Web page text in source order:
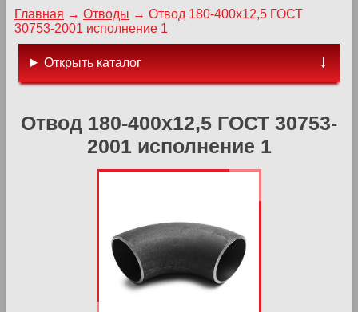
Главная → Отводы → Отвод 180-400х12,5 ГОСТ
30753-2001 исполнение 1
Отвод 180-400х12,5 ГОСТ 30753-
2001 исполнение 1
Открыть каталог